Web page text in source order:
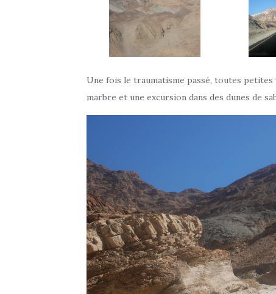
Une fois le traumatisme passé, toutes
marbre et une excursion dans des dunes de